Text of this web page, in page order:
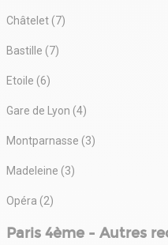
Châtelet (7)
Bastille (7)
Etoile (6)
Gare de Lyon (4)
Montparnasse (3)
Madeleine (3)
Opéra (2)
Paris 4ème - Autres